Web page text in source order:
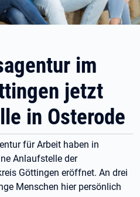
im
jetzt
in Osterode
für Arbeit haben in
Anlaufstelle der
Göttingen eröffnet. An drei
Menschen hier persönlich